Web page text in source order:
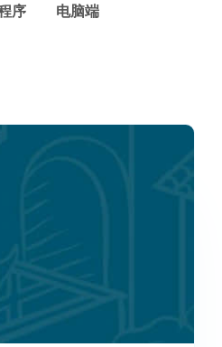
序 电脑端